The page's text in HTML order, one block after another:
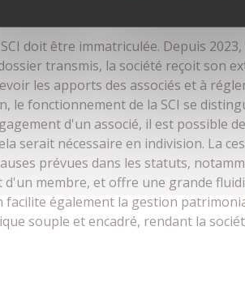
doit être immatriculée. Depuis
transmis, la société reçoit son
les apports des associés et à
le fonctionnement de la SCI se
d'un associé, il est possible
serait nécessaire en indivision. La
prévues dans les statuts,
d'un membre, et offre une grande
facilite également la gestion
souple et encadré, rendant la